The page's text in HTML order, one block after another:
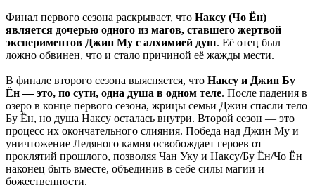
Финал первого сезона раскрывает, что Наксу (Чо Ён)
является дочерью одного из магов, ставшего жертвой
экспериментов Джин Му с алхимией душ. Её отец был
ложно обвинен, что и стало причиной её жажды мести.
В финале второго сезона выясняется, что Наксу и Джин Бу
Ён — это, по сути, одна душа в одном теле. После падения в
озеро в конце первого сезона, жрицы семьи Джин спасли тело
Бу Ён, но душа Наксу осталась внутри. Второй сезон — это
процесс их окончательного слияния. Победа над Джин Му и
уничтожение Ледяного камня освобождает героев от
проклятий прошлого, позволяя Чан Уку и Наксу/Бу Ён/Чо Ён
наконец быть вместе, объединив в себе силы магии и
божественности.